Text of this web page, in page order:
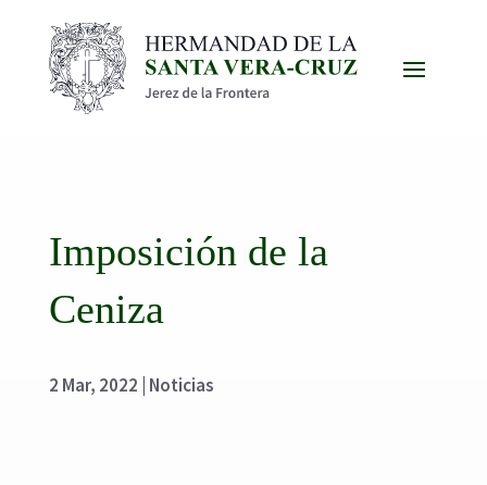
Imposición de la
Ceniza
2 Mar, 2022 Noticias